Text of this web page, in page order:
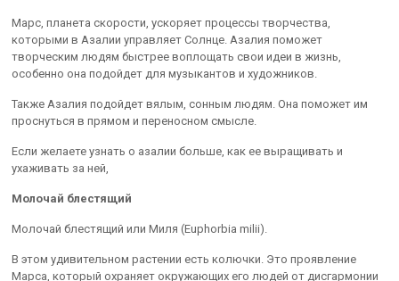
Марс, планета скорости, ускоряет процессы творчества,
которыми в Азалии управляет Солнце. Азалия поможет
творческим людям быстрее воплощать свои идеи в жизнь,
особенно она подойдет для музыкантов и художников.
Также Азалия подойдет вялым, сонным людям. Она поможет им
проснуться в прямом и переносном смысле.
Если желаете узнать о азалии больше, как ее выращивать и
ухаживать за ней,
Молочай блестящий
Молочай блестящий или Миля (Euphorbia milii).
В этом удивительном растении есть колючки. Это проявление
Марса, который охраняет окружающих его людей от дисгармонии